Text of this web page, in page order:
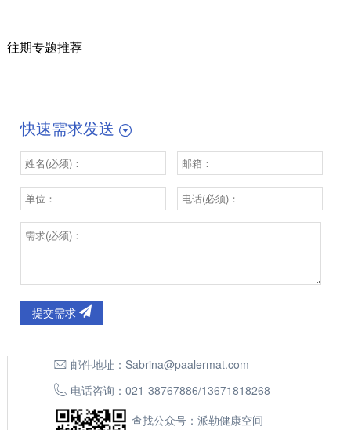
往期专题推荐
快速需求发送
提交需求
邮件地址： Sabrina@paalermat.com
电话咨询： 021-38767886/13671818268
查找公众号：派勒健康空间